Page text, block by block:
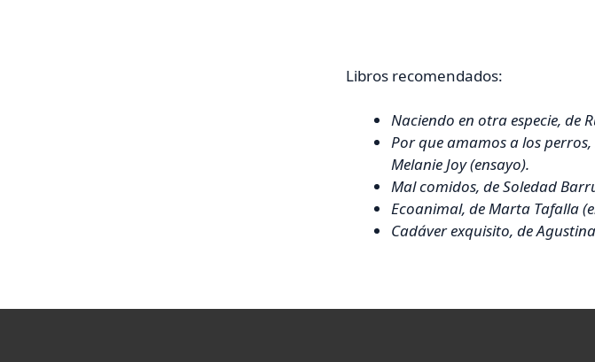
Libros recomendados:
Naciendo en otra especie, de
Por que amamos a los
Melanie Joy (ensayo).
Mal comidos, de Soledad
Ecoanimal, de Marta Tafalla
Cadáver exquisito, de